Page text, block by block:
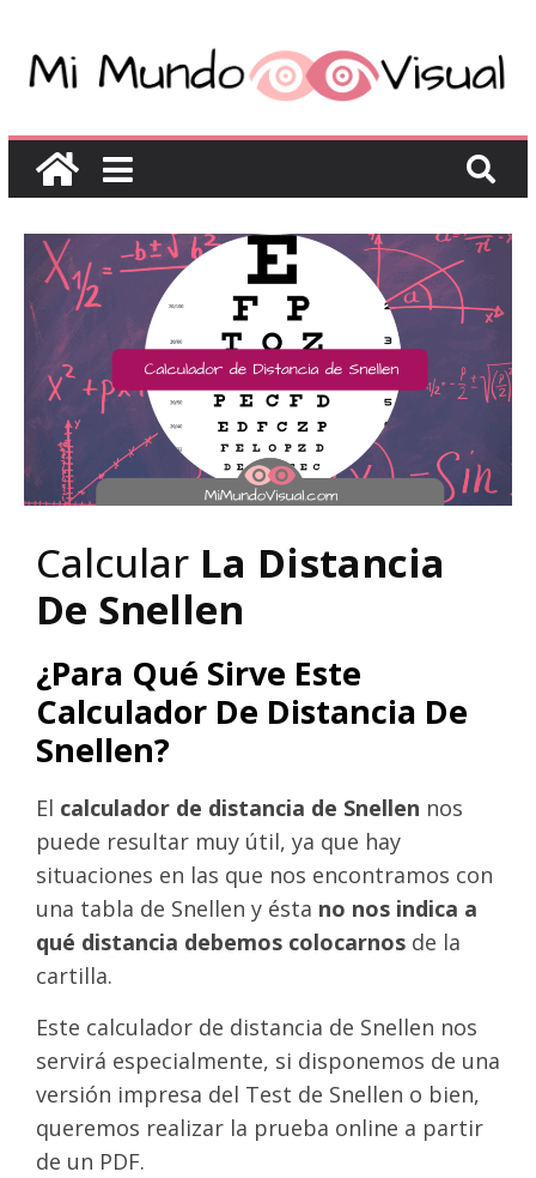
CalcularLa Distancia
De Snellen
¿Para Qué Sirve Este
Calculador De Distancia De
Snellen?
El calculador de distancia de Snellen nos
puede resultar muy útil, ya que hay
situaciones en las que nos encontramos con
una tabla de Snellen y ésta no nos indica a
qué distancia debemos colocarnosde la
cartilla.
Este calculador de distancia de Snellen nos
servirá especialmente, si disponemos de una
versión impresa del Test de Snellen o bien,
queremos realizar la prueba online a partir
de un PDF.